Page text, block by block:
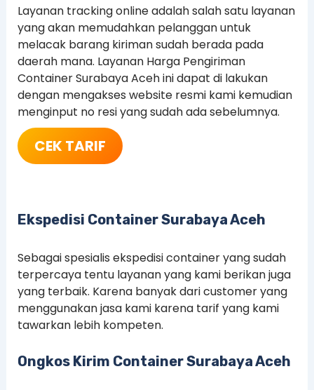
Layanan tracking online adalah salah satu layanan
yang akan memudahkan pelanggan untuk
melacak barang kiriman sudah berada pada
daerah mana. Layanan Harga Pengiriman
Container Surabaya Aceh ini dapat di lakukan
dengan mengakses website resmi kami kemudian
menginput no resi yang sudah ada sebelumnya.
CEK TARIF
Ekspedisi Container SurabayaAceh
Sebagai spesialis ekspedisi container yang sudah
terpercaya tentu layanan yang kami berikan juga
yang terbaik. Karena banyak dari customer yang
menggunakan jasa kami karena tarif yang kami
tawarkan lebih kompeten.
Ongkos Kirim Container SurabayaAceh